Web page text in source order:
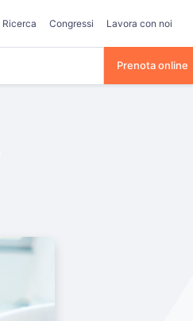
Ricerca Congressi Lavora con noi
Prenota online